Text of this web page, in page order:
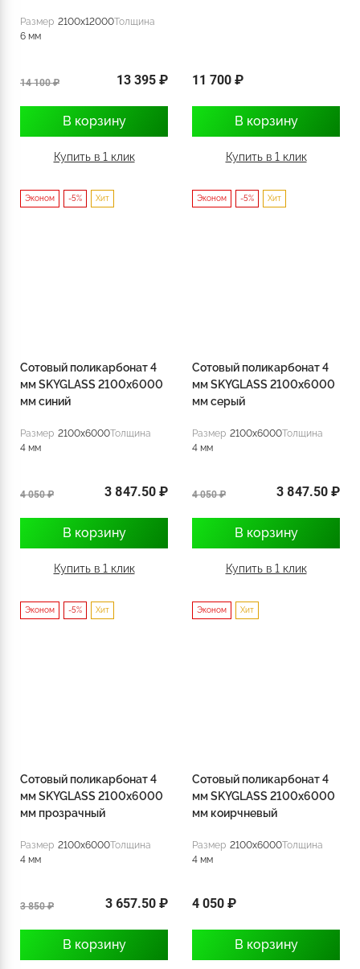
Размер 2100x12000Толщина
6 мм
14 100 ₽ 13 395 ₽
В корзину
Купить в 1 клик
11 700 ₽
В корзину
Купить в 1 клик
Эконом -5% Хит
Сотовый поликарбонат 4
мм SKYGLASS 2100x6000
мм синий
Размер 2100x6000Толщина
4 мм
4 050 ₽ 3 847.50 ₽
В корзину
Купить в 1 клик
Эконом -5% Хит
Сотовый поликарбонат 4
мм SKYGLASS 2100x6000
мм серый
Размер 2100x6000Толщина
4 мм
4 050 ₽ 3 847.50 ₽
В корзину
Купить в 1 клик
Эконом -5% Хит
Сотовый поликарбонат 4
мм SKYGLASS 2100x6000
мм прозрачный
Размер 2100x6000Толщина
4 мм
3 850 ₽ 3 657.50 ₽
В корзину
Эконом Хит
Сотовый поликарбонат 4
мм SKYGLASS 2100x6000
мм коирчневый
Размер 2100x6000Толщина
4 мм
4 050 ₽
В корзину